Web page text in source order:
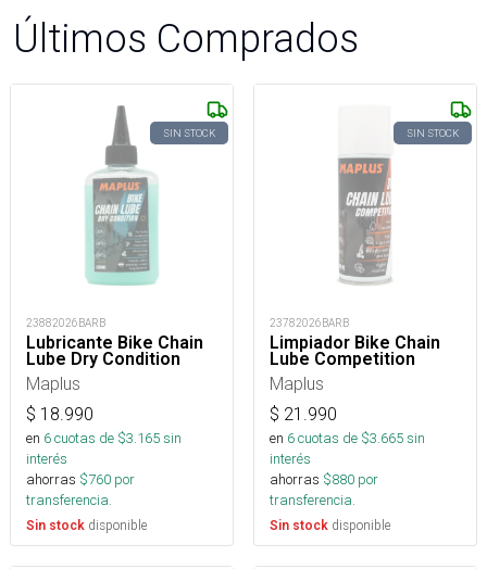
Últimos Comprados
SIN STOCK
23882026BARB
Lubricante Bike Chain
Lube Dry Condition
Maplus
$ 18.990
en 6cuotas de $3.165sin
interés
ahorras $760 por
transferencia.
Sin stock disponible
SIN STOCK
23782026BARB
Limpiador Bike Chain
Lube Competition
Maplus
$ 21.990
en 6cuotas de $3.665sin
interés
ahorras $880 por
transferencia.
Sin stock disponible